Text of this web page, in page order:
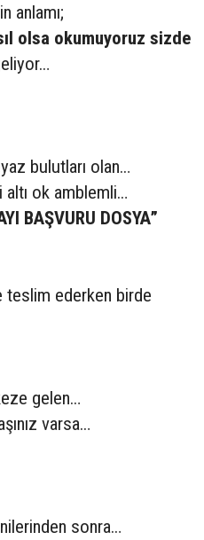
anlamı;
olsa okumuyoruz sizde
bulutları olan…
altı ok amblemli…
BAŞVURU DOSYA”
teslim ederken birde
gelen…
varsa…
sonra…